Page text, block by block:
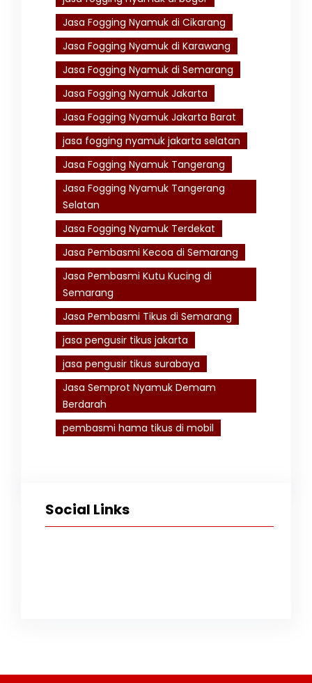
Jasa Fogging Nyamuk di Cikarang
Jasa Fogging Nyamuk di Karawang
Jasa Fogging Nyamuk di Semarang
Jasa Fogging Nyamuk Jakarta
Jasa Fogging Nyamuk Jakarta Barat
jasa fogging nyamuk jakarta selatan
Jasa Fogging Nyamuk Tangerang
Jasa Fogging Nyamuk Tangerang
Selatan
Jasa Fogging Nyamuk Terdekat
Jasa Pembasmi Kecoa di Semarang
Jasa Pembasmi Kutu Kucing di
Semarang
Jasa Pembasmi Tikus di Semarang
jasa pengusir tikus jakarta
jasa pengusir tikus surabaya
Jasa Semprot Nyamuk Demam
Berdarah
pembasmi hama tikus di mobil
Social Links